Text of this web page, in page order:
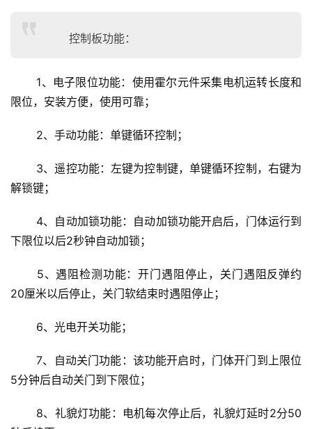
页
户
门
控制板功能：
限位，安装方便，使用可靠；
2、手动功能：单键循环控制；
解锁键；
下限位以后2秒钟自动加锁；
20厘米以后停止，关门软结束时遇阻停止；
6、光电开关功能；
7、自动关门功能：该功能开启时，门体开门到上限位
5分钟后自动关门到下限位；